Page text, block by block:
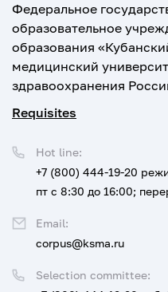
Федеральное
образовательное
образования
медицинский
здравоохранения
Requisites
Selection committee:
Hot line:
+7 (800) 444-19-20
пт с 8:30 до 16:00;
Email:
corpus@ksma.ru